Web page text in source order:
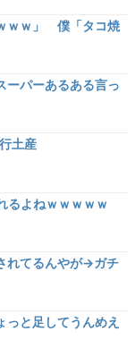
ｗｗ」 僕「タコ焼
ーパーあるある言っ
土産
るよねｗｗｗｗｗ
れてるんやが→ガチ
っと足してうんめえ